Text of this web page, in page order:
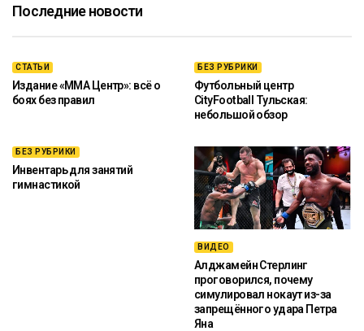
Последние новости
СТАТЬИ
Издание «ММА Центр»: всё о
боях без правил
БЕЗ РУБРИКИ
Футбольный центр
CityFootball Тульская:
небольшой обзор
БЕЗ РУБРИКИ
Инвентарь для занятий
гимнастикой
ВИДЕО
Алджамейн Стерлинг
проговорился, почему
симулировал нокаут из-за
запрещённого удара Петра
Яна